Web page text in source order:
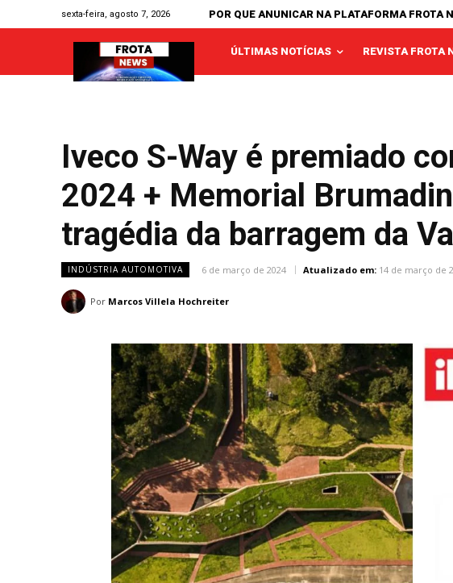
sexta-feira, agosto 7, 2026 POR QUE ANUNICAR NA PLATAFORMA FROTA
ÚLTIMAS NOTÍCIAS REVISTA FROTA
Iveco S-Way é premiado
2024 + Memorial
tragédia da barragem da
INDÚSTRIA AUTOMOTIVA 6 de março de 2024 Atualizado em: 14 de março de
Por Marcos Villela Hochreiter